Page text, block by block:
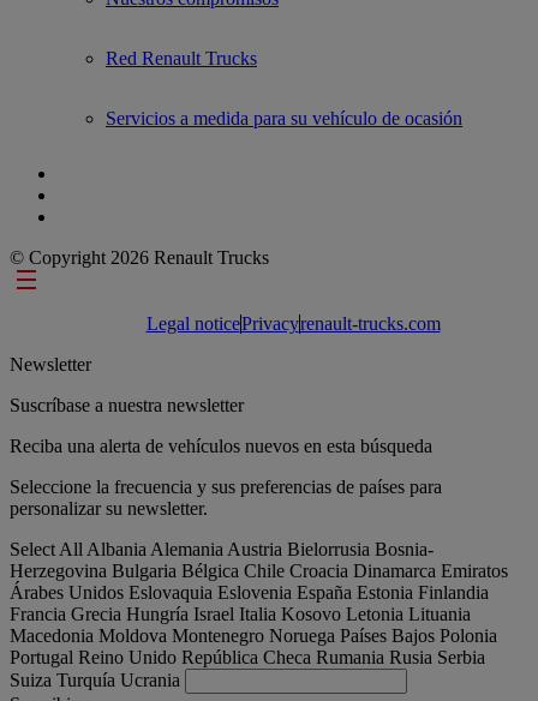
Red Renault Trucks
Servicios a medida para su vehículo de ocasión
© Copyright 2026 Renault Trucks
Footer links
Legal noticePrivacyrenault-trucks.com
Newsletter
Suscríbase a nuestra newsletter
Reciba una alerta de vehículos nuevos en esta búsqueda
Seleccione la frecuencia y sus preferencias de países para
personalizar su newsletter.
Select All Albania Alemania Austria Bielorrusia Bosnia-
Herzegovina Bulgaria Bélgica Chile Croacia Dinamarca Emiratos
Árabes Unidos Eslovaquia Eslovenia España Estonia Finlandia
Francia Grecia Hungría Israel Italia Kosovo Letonia Lituania
Macedonia Moldova Montenegro Noruega Países Bajos Polonia
Portugal Reino Unido República Checa Rumania Rusia Serbia
Suiza Turquía Ucrania